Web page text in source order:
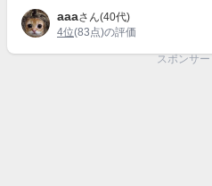
aaaさん(40代)
4位(83点)の評価
スポンサー